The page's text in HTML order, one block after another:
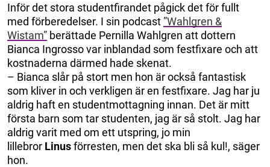
Inför det stora studentfirandet pågick det för fullt
med förberedelser. I sin podcast”Wahlgren &
Wistam” berättade Pernilla Wahlgren att dottern
Bianca Ingrosso var inblandad som festfixare och att
kostnaderna därmed hade skenat.
– Bianca slår på stort men hon är också fantastisk
som kliver in och verkligen är en festfixare. Jag har ju
aldrig haft en studentmottagning innan. Det är mitt
första barn som tar studenten, jag är så stolt. Jag har
aldrig varit med om ett utspring, jo min
lillebror Linusförresten, men det ska bli så kul!, säger
hon.